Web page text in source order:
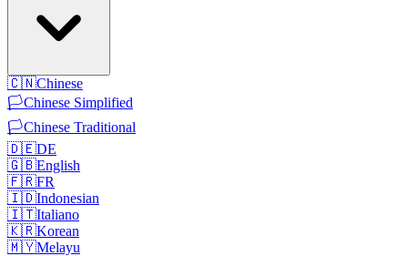
🇨🇳Chinese
🏳️Chinese Simplified
🏳️Chinese Traditional
🇩🇪DE
🇬🇧English
🇫🇷FR
🇮🇩Indonesian
🇮🇹Italiano
🇰🇷Korean
🇲🇾Melayu